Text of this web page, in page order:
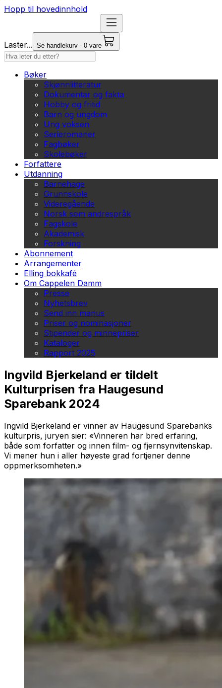
Hopp til hovedinnhold
Laster... Se handlekurv - 0 vare
Bøker
Skjønnlitteratur
Dokumentar og fakta
Hobby og fritid
Barn og ungdom
Ung voksen
Serieromaner
Fagbøker
Skolebøker
Forfattere
Utdanning
Barnehage
Grunnskole
Videregående
Norsk som andrespråk
Fagskole
Akademisk
Forskning
Abonnement
Arrangementer
Elling bokkafé
Om Cappelen Damm
Presse
Nyhetsbrev
Send inn manus
Priser og nominasjoner
Stipender og minnepriser
Kataloger
Rapport 2025
Ingvild Bjerkeland er tildelt
Kulturprisen fra Haugesund
Sparebank 2024
Ingvild Bjerkeland er vinner av Haugesund Sparebanks
kulturpris, juryen sier: «Vinneren har bred erfaring,
både som forfatter og innen film- og fjernsynvitenskap.
Vi mener hun i aller høyeste grad fortjener denne
oppmerksomheten.»